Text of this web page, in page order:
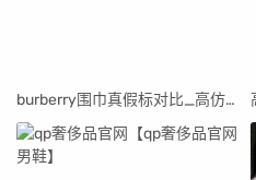
burberry围巾真假标对比_高仿burberry围巾